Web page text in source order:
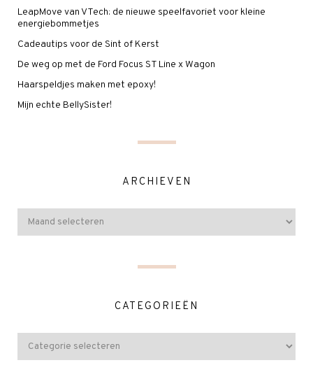
LeapMove van VTech: de nieuwe speelfavoriet voor kleine
energiebommetjes
Cadeautips voor de Sint of Kerst
De weg op met de Ford Focus ST Line x Wagon
Haarspeldjes maken met epoxy!
Mijn echte BellySister!
ARCHIEVEN
CATEGORIEËN